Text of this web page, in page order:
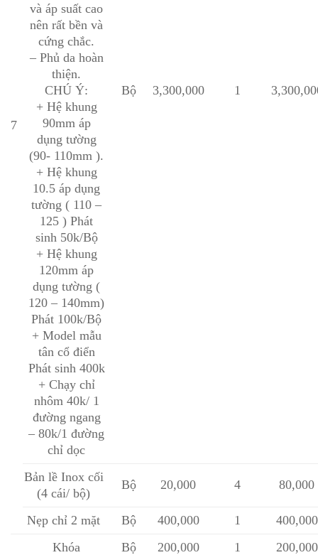
7
và áp suất cao
nên rất bền và
cứng chắc.
– Phủ da hoàn
thiện.
CHÚ Ý:
+ Hệ khung
90mm áp
dụng tường
(90- 110mm ).
+ Hệ khung
10.5 áp dụng
tường ( 110 –
125 ) Phát
sinh 50k/Bộ
+ Hệ khung
120mm áp
dụng tường (
120 – 140mm)
Phát 100k/Bộ
+ Model mẫu
tân cổ điển
Phát sinh 400k
+ Chạy chỉ
nhôm 40k/ 1
đường ngang
– 80k/1 đường
chỉ dọc
Bộ 3,300,000 1
Bản lề Inox cối
(4 cái/ bộ)
Bộ 20,000 4 80,000
Nẹp chỉ 2 mặt Bộ 400,000 1
400,000
Khóa
Bộ 200,000 1
200,000